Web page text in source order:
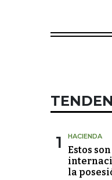
1 HACIENDA
Estos
la